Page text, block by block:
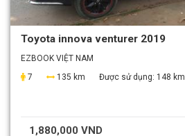
Toyota innova venturer 2019
EZBOOK VIỆT NAM
7
135 km Được sử dụng: 148 km
1,880,000 VND